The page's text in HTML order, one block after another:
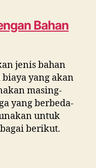
Bahan
jenis bahan
yang akan
masing-
yang berbeda-
untuk
berikut.